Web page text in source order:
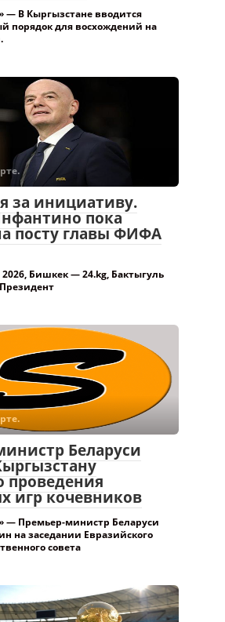
— В Кыргызстане вводится
порядок для восхождений на
за инициативу.
пока
посту главы ФИФА
2026, Бишкек — 24.kg, Бактыгуль
Беларуси
проведения
игр кочевников
— Премьер-министр Беларуси
на заседании Евразийского
совета